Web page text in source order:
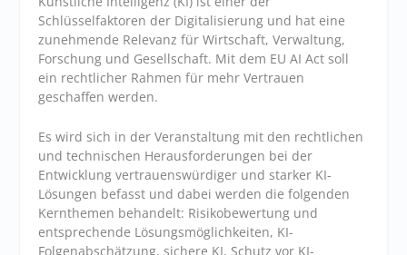
Schlüsselfaktoren der Digitalisierung und hat eine
zunehmende Relevanz für Wirtschaft, Verwaltung,
Forschung und Gesellschaft. Mit dem EU AI Act soll
ein rechtlicher Rahmen für mehr Vertrauen
geschaffen werden.
Es wird sich in der Veranstaltung mit den rechtlichen
und technischen Herausforderungen bei der
Entwicklung vertrauenswürdiger und starker KI-
Lösungen befasst und dabei werden die folgenden
Kernthemen behandelt: Risikobewertung und
entsprechende Lösungsmöglichkeiten, KI-
Folgenabschätzung, sichere KI, Schutz vor KI-